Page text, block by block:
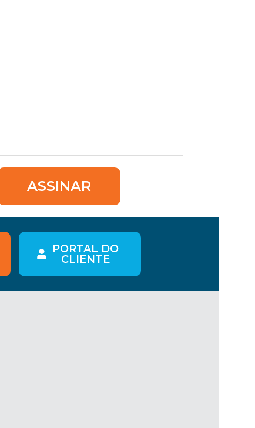
ASSINAR
PORTAL DO
CLIENTE